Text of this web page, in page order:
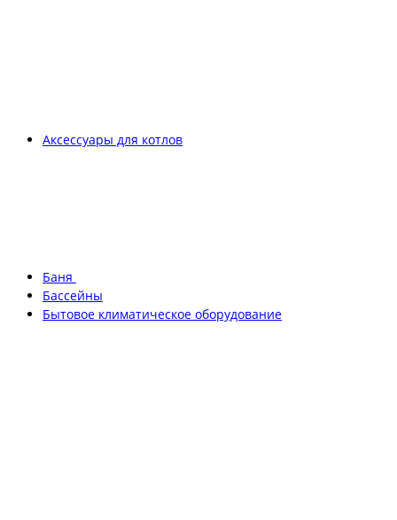
Аксессуары для котлов
Баня
Бассейны
Бытовое климатическое оборудование